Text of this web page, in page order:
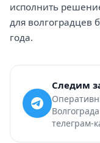
исполнить
для волгоградцев
года.
Следим
телеграм-